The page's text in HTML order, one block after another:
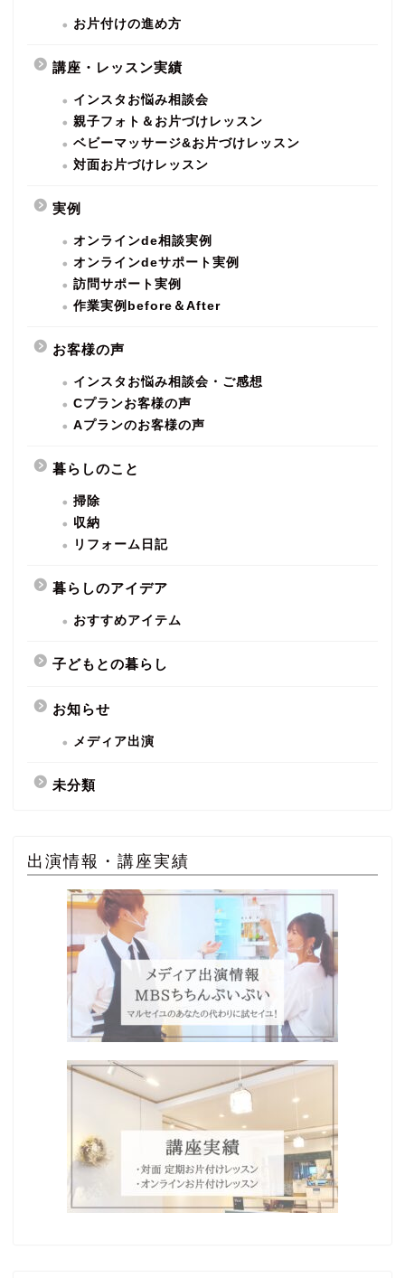
お片付けの進め方
講座・レッスン実績
インスタお悩み相談会
親子フォト＆お片づけレッスン
ベビーマッサージ&お片づけレッスン
対面お片づけレッスン
実例
オンラインde相談実例
オンラインdeサポート実例
訪問サポート実例
作業実例before＆After
お客様の声
インスタお悩み相談会・ご感想
Cプランお客様の声
Aプランのお客様の声
暮らしのこと
掃除
収納
リフォーム日記
暮らしのアイデア
おすすめアイテム
子どもとの暮らし
お知らせ
メディア出演
未分類
出演情報・講座実績
Home
プロフィール